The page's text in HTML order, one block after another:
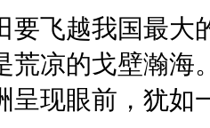
要飞越我国最大
荒凉的戈壁瀚
呈现眼前，犹如